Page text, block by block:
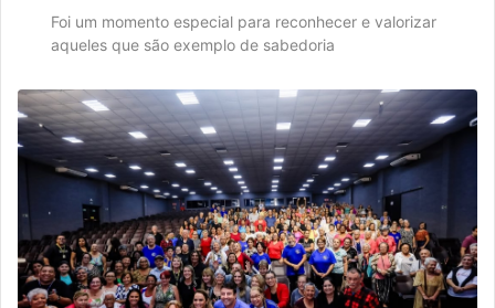
Foi um momento especial para reconhecer e valorizar
aqueles que são exemplo de sabedoria